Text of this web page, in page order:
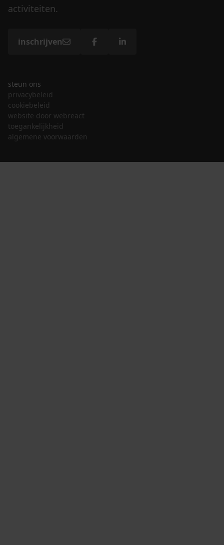
activiteiten.
inschrijven
steun ons
privacybeleid
cookiebeleid
website door webreact
toegankelijkheid
algemene voorwaarden